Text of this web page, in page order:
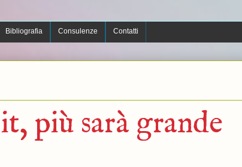
Bibliografia Consulenze Contatti
più sarà grande